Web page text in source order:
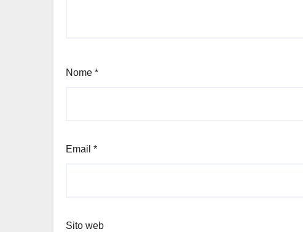
Nome *
Email *
Sito web